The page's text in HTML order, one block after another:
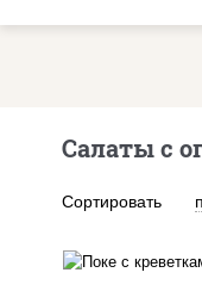
Салаты с
Сортировать